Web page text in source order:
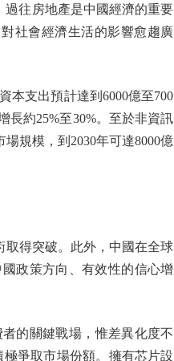
往房地產是中國經濟的重要
社會經濟生活的影響愈趨廣
支出預計達到6000億至700
長約25%至30%。至於非資訊
規模，到2030年可達8000億
得突破。此外，中國在全球
政策方向、有效性的信心增
的關鍵戰場，惟差異化度不
爭取市場份額。擁有芯片設